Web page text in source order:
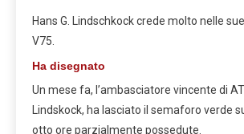
Hans G. Lindschkock crede molto nelle
V75.
Ha disegnato
Un mese fa, l’ambasciatore vincente di
Lindskock, ha lasciato il semaforo verde
otto ore parzialmente possedute.